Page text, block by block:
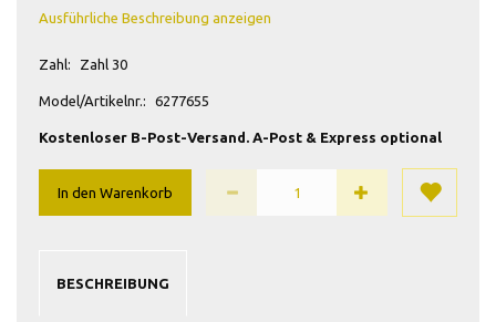
Ausführliche Beschreibung anzeigen
Zahl: Zahl 30
Model/Artikelnr.: 6277655
Kostenloser B-Post-Versand. A-Post & Express optional
In den Warenkorb
BESCHREIBUNG